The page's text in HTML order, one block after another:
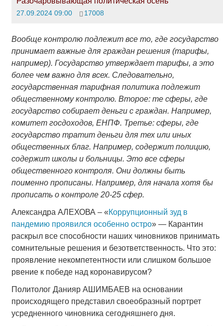
27.09.2024 09:00 17008
Вообще контролю подлежит все то, где государство
принимает важные для граждан решения (тарифы,
например). Государство утверждает тарифы, а это
более чем важно для всех. Следовательно,
государственная тарифная политика подлежит
общественному контролю. Второе: те сферы, где
государство собирает деньги с граждан. Например,
комитет госдоходов, ЕНПФ. Третье: сферы, где
государство тратит деньги для тех или иных
общественных благ. Например, содержит полицию,
содержит школы и больницы. Это все сферы
общественного контроля. Они должны быть
поименно прописаны. Например, для начала хотя бы
прописать о контроле 20-25 сфер.
Александра АЛЕХОВА – «Коррупционный зуд в
пандемию проявился особенно остро» — Карантин
раскрыл все способности наших чиновников принимать
сомнительные решения и безответственность. Что это:
проявление некомпетентности или слишком большое
рвение к победе над коронавирусом?
Политолог Данияр АШИМБАЕВ на основании
происходящего представил своеобразный портрет
усредненного чиновника сегодняшнего дня.